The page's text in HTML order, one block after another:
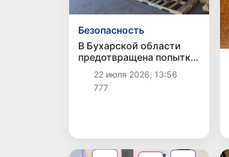
Безопасность
В Бухарской области
предотвращена попытка
незаконного ввоза
автозапчастей
стоимостью около 3,5
22 июля 2026, 13:56
777